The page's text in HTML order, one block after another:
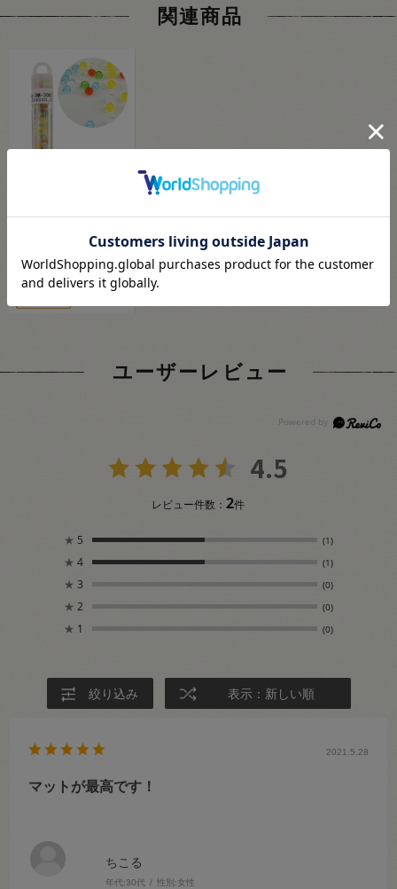
関連商品
BM-300 06Ad99_
110 円 (税込)
会員登録(無料)
5pt獲得
ユーザーレビュー
4.5
レビュー件数：2件
★ 5 (1)
★ 4 (1)
★ 3 (0)
★ 2 (0)
★ 1 (0)
絞り込み 表示：新しい順
ちこる
年代:30代 性別:女性
2021.5.28
マットが最高です！